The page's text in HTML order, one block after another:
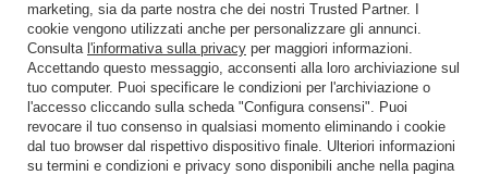
Scorciatoia
Blog
marketing, sia da parte nostra che dei nostri Trusted Partner. I
cookie vengono utilizzati anche per personalizzare gli annunci.
Consulta l'informativa sulla privacy per maggiori informazioni.
Accettando questo messaggio, acconsenti alla loro archiviazione sul
tuo computer. Puoi specificare le condizioni per l'archiviazione o
l'accesso cliccando sulla scheda "Configura consensi". Puoi
revocare il tuo consenso in qualsiasi momento eliminando i cookie
dal tuo browser dal rispettivo dispositivo finale. Ulteriori informazioni
su termini e condizioni e privacy sono disponibili anche nella pagina